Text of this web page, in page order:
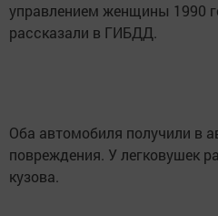
управлением женщины 1990
рассказали в ГИБДД.
Оба автомобиля получили в
повреждения. У легковушек
кузова.